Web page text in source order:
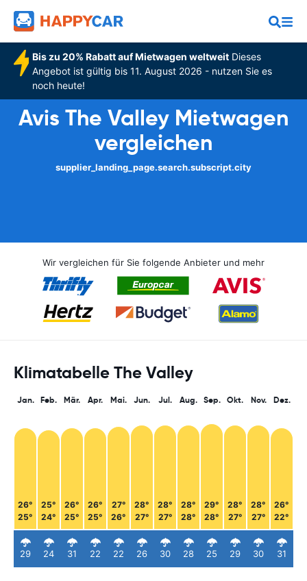
Bis zu 20% Rabatt auf Mietwagen weltweitDieses
Angebot ist gültig bis 11. August 2026 - nutzen Sie es
noch heute!
Avis The Valley Mietwagen
vergleichen
supplier_landing_page.search.subscript.city
Wir vergleichen für Sie folgende Anbieter und mehr
Klimatabelle The Valley
Jan.
26°
25°
29
Feb.
25°
24°
24
Mär.
26°
25°
31
Apr.
26°
25°
22
Mai.
27°
26°
22
Jun.
28°
27°
26
Jul.
28°
27°
30
Aug.
28°
28°
28
Sep.
29°
28°
25
Okt.
28°
27°
29
Nov.
28°
27°
30
Dez.
26°
22°
31